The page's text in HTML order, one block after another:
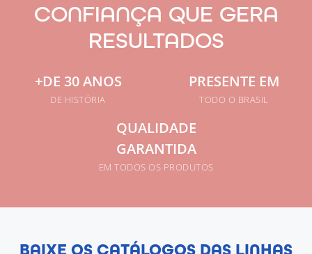
CONFIANÇA QUE GERA
RESULTADOS
+DE 30 ANOS
DE HISTÓRIA
PRESENTE EM
TODO O BRASIL
QUALIDADE
GARANTIDA
EM TODOS OS PRODUTOS
BAIXE OS CATÁLOGOS DAS LINHAS